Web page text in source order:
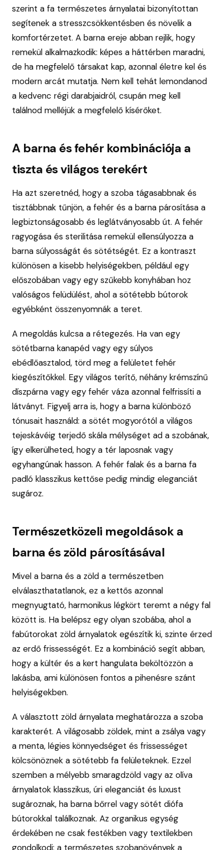
szerint a fa természetes árnyalatai bizonyítottan
segítenek a stresszcsökkentésben és növelik a
komfortérzetet. A barna ereje abban rejlik, hogy
remekül alkalmazkodik: képes a háttérben maradni,
de ha megfelelő társakat kap, azonnal életre kel és
modern arcát mutatja. Nem kell tehát lemondanod
a kedvenc régi darabjaidról, csupán meg kell
találnod melléjük a megfelelő kísérőket.
A barna és fehér kombinációja a
tiszta és világos terekért
Ha azt szeretnéd, hogy a szoba tágasabbnak és
tisztábbnak tűnjön, a fehér és a barna párosítása a
legbiztonságosabb és leglátványosabb út. A fehér
ragyogása és sterilitása remekül ellensúlyozza a
barna súlyosságát és sötétségét. Ez a kontraszt
különösen a kisebb helyiségekben, például egy
előszobában vagy egy szűkebb konyhában hoz
valóságos felüdülést, ahol a sötétebb bútorok
egyébként összenyomnák a teret.
A megoldás kulcsa a rétegezés. Ha van egy
sötétbarna kanapéd vagy egy súlyos
ebédlőasztalod, törd meg a felületet fehér
kiegészítőkkel. Egy világos terítő, néhány krémszínű
díszpárna vagy egy fehér váza azonnal felfrissíti a
látványt. Figyelj arra is, hogy a barna különböző
tónusait használd: a sötét mogyorótól a világos
tejeskávéig terjedő skála mélységet ad a szobának,
így elkerülheted, hogy a tér laposnak vagy
egyhangúnak hasson. A fehér falak és a barna fa
padló klasszikus kettőse pedig mindig eleganciát
sugároz.
Természetközeli megoldások a
barna és zöld párosításával
Mivel a barna és a zöld a természetben
elválaszthatatlanok, ez a kettős azonnal
megnyugtató, harmonikus légkört teremt a négy fal
között is. Ha belépsz egy olyan szobába, ahol a
fabútorokat zöld árnyalatok egészítik ki, szinte érzed
az erdő frissességét. Ez a kombináció segít abban,
hogy a kültér és a kert hangulata beköltözzön a
lakásba, ami különösen fontos a pihenésre szánt
helyiségekben.
A választott zöld árnyalata meghatározza a szoba
karakterét. A világosabb zöldek, mint a zsálya vagy
a menta, légies könnyedséget és frissességet
kölcsönöznek a sötétebb fa felületeknek. Ezzel
szemben a mélyebb smaragdzöld vagy az olíva
árnyalatok klasszikus, úri eleganciát és luxust
sugároznak, ha barna bőrrel vagy sötét diófa
bútorokkal találkoznak. Az organikus egység
érdekében ne csak festékben vagy textilekben
gondolkodj: a természetes szobanövények a